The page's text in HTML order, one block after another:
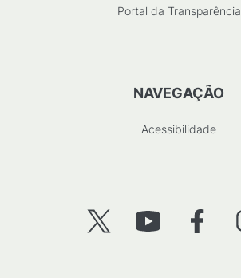
Portal da Transparência
NAVEGAÇÃO
Acessibilidade